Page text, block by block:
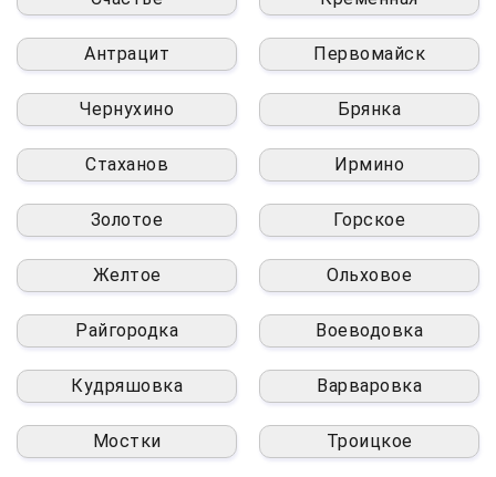
Антрацит Первомайск
Чернухино Брянка
Стаханов Ирмино
Золотое Горское
Желтое Ольховое
Райгородка Воеводовка
Кудряшовка Варваровка
Мостки Троицкое